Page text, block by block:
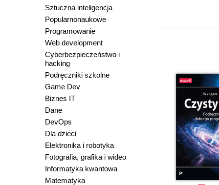
Sztuczna inteligencja
Popularnonaukowe
Programowanie
Web development
Cyberbezpieczeństwo i
hacking
Podręczniki szkolne
Game Dev
Biznes IT
Dane
DevOps
Dla dzieci
Elektronika i robotyka
Fotografia, grafika i wideo
Informatyka kwantowa
Matematyka